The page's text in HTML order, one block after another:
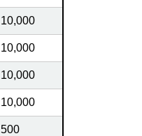
10,000
10,000
10,000
10,000
500